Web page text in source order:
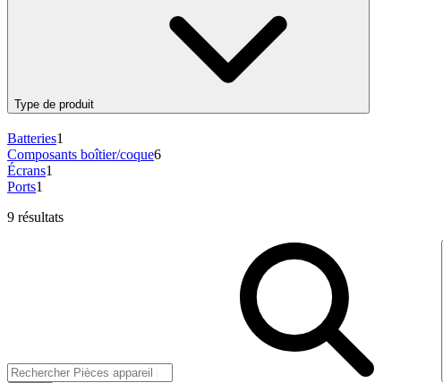
Type de produit
Batteries1
Composants boîtier/coque6
Écrans1
Ports1
9 résultats